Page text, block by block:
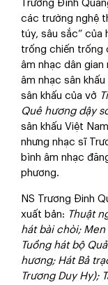
Trương Đình
các trường nghệ
túy, sâu sắc” của
trống chiến trống
âm nhạc dân
âm nhạc sân
sân khấu của vở
Quê hương dậy
sân khấu Việt
nhưng nhạc sĩ
bình âm nhạc
phương.
NS Trương Đinh
xuất bản: Thuật
hát bài chòi; Men
Tuồng hát bộ
hương; Hát Bả
Trương Duy Hy);